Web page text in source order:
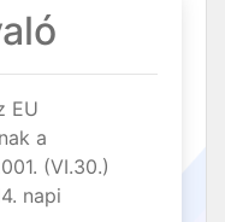
EU
a
(VI.30.)
napi